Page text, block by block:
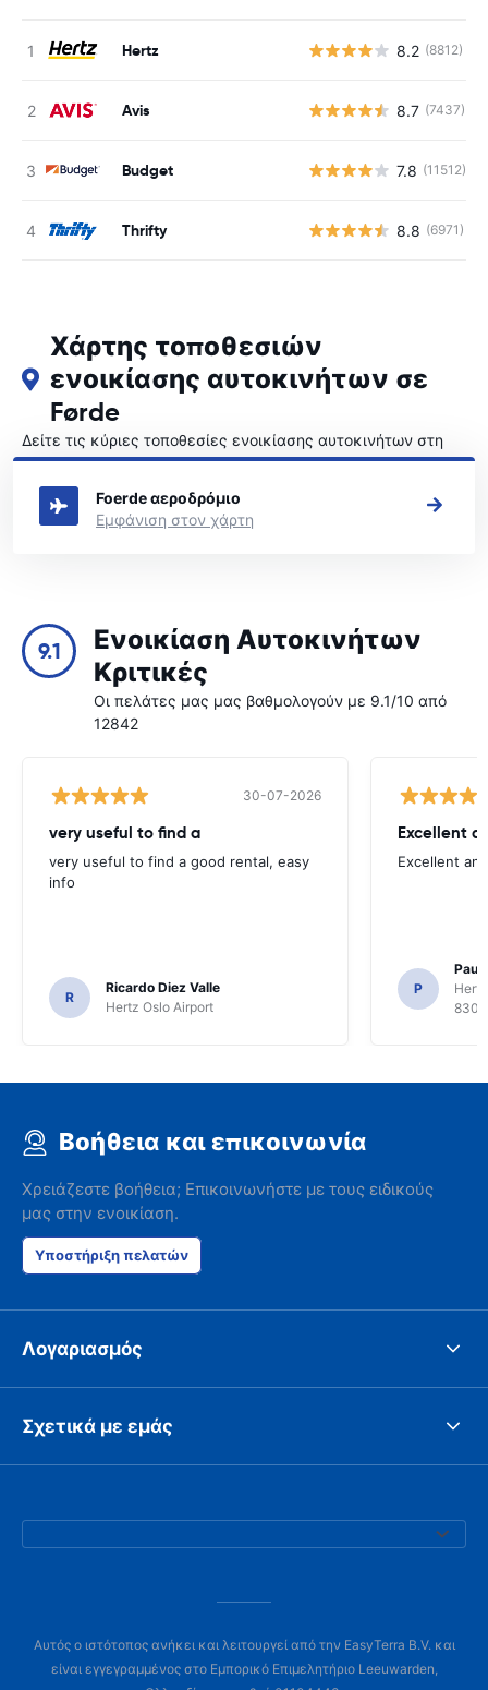
Hertz 8.2 (8812)
Avis 8.7 (7437)
Budget 7.8 (11512)
Thrifty 8.8 (6971)
Χάρτης τοποθεσιών
ενοικίασης αυτοκινήτων σε
Førde
Δείτε τις κύριες τοποθεσίες ενοικίασης αυτοκινήτων στη
Førde
Foerde αεροδρόμιο
Εμφάνιση στον χάρτη
9.1
Ενοικίαση Αυτοκινήτων
Κριτικές
Οι πελάτες μας μας βαθμολογούν με 9.1/10 από
12842
30-07-2026
very useful to find a
very useful to find a good rental, easy
info
R
Ricardo Diez Valle
Hertz Oslo Airport
Excellent
Excellent
P
Paul
8300
Βοήθεια και επικοινωνία
Χρειάζεστε βοήθεια; Επικοινωνήστε με τους ειδικούς
μας στην ενοικίαση.
Υποστήριξη πελατών
Λογαριασμός
Σχετικά με εμάς
Αυτός ο ιστότοπος ανήκει και λειτουργεί από την EasyTerra B.V. και
είναι εγγεγραμμένος στο Εμπορικό Επιμελητήριο Leeuwarden,